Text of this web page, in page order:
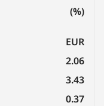
(%)
EUR
2.06
3.43
0.37